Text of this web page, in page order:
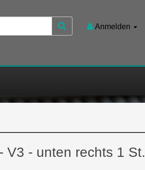
Anmelden
V3 - unten rechts 1 St.